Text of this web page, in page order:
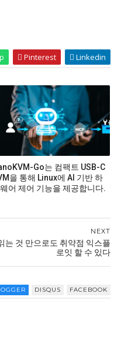
Pinterest Linkedin
Go는 컴팩트 USB-C
을 통해 Linux에 AI 기반 하
어 제어 기능을 제공합니다.
NEXT
는 것 만으로도 취약점 익스플
로잇 할 수 있다
DISQUS FACEBOOK